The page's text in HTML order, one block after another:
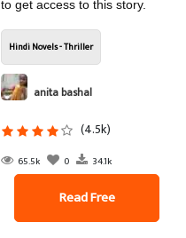
to get access to this story.
Hindi Novels - Thriller
anita bashal
(4.5k)
65.5k 0 34.1k
Read Free